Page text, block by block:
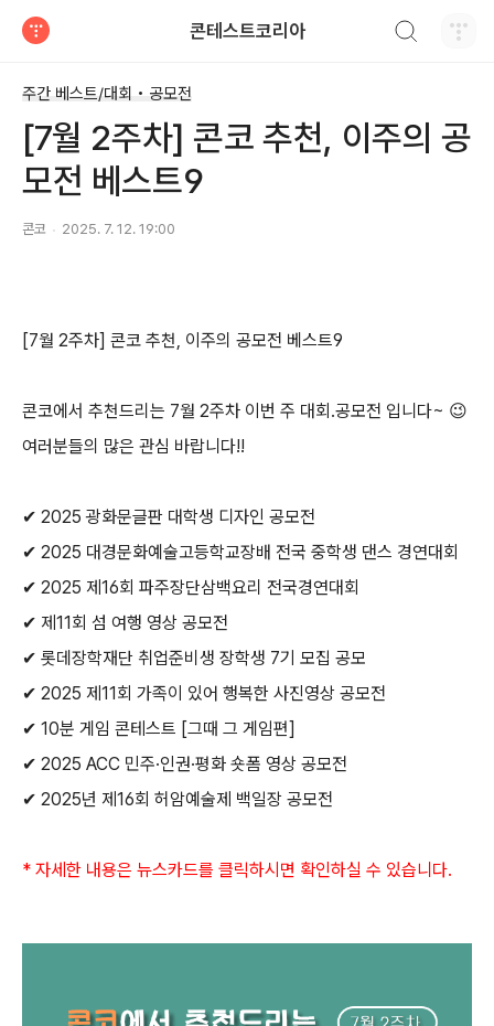
콘테스트코리아
주간 베스트/대회 • 공모전
[7월 2주차] 콘코 추천, 이주의 공
모전 베스트9
콘코 2025. 7. 12. 19:00
[7월 2주차] 콘코 추천, 이주의 공모전 베스트9
콘코에서 추천드리는 7월 2주차 이번 주 대회 .공모전 입니다~ 😉
여러분들의 많은 관심 바랍니다!!
✔ 2025광화문글판 대학생 디자인 공모전
✔ 2025 대경문화예술고등학교장배 전국 중학생 댄스 경연대회
✔ 2025 제 16회 파주장단삼백요리 전국경연대회
✔ 제 11회 섬 여행 영상 공모전
✔ 롯데장학재단 취업준비생 장학생 7기 모집 공모
✔ 2025 제 11회 가족이 있어 행복한 사진영상 공모전
✔ 10분 게임 콘테스트 [그때 그 게임편]
✔ 2025 ACC 민주·인권·평화 숏폼 영상 공모전
✔ 2025년 제 16회 허암예술제 백일장 공모전
* 자세한 내용은 뉴스카드를 클릭하시면 확인하실 수 있습니다.